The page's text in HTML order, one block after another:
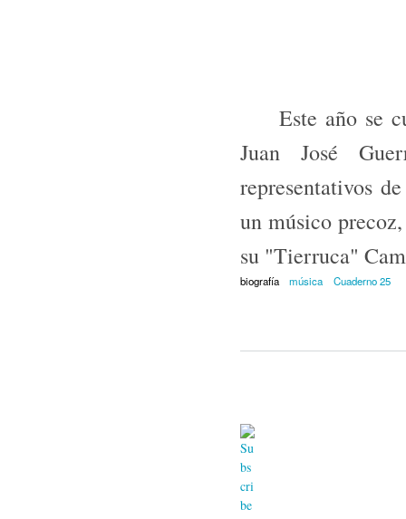
Este año se
Juan José
representativos
un músico
su "Tierruca"
biografía música Cuaderno 25